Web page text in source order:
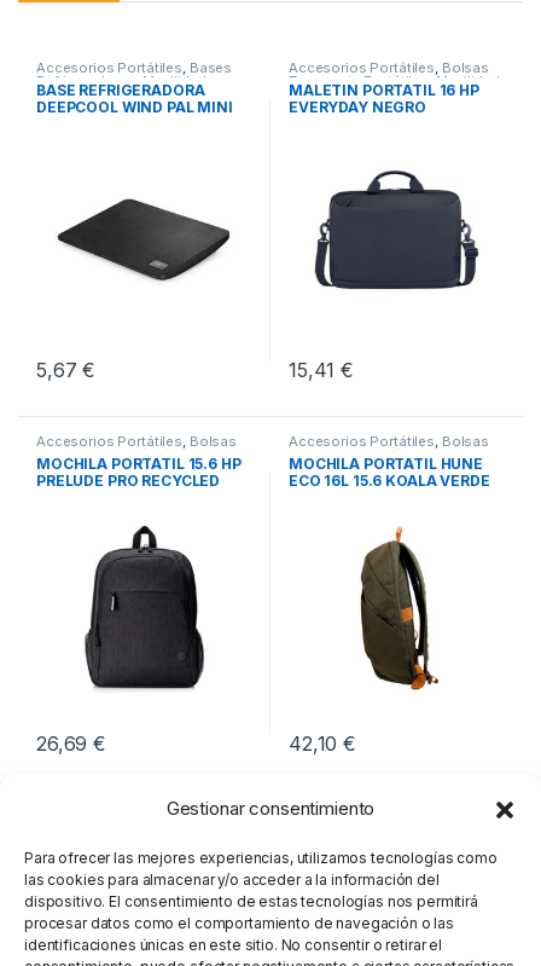
Gestionar consentimiento
Para ofrecer las mejores experiencias, utilizamos tecnologías como
las cookies para almacenar y/o acceder a la información del
dispositivo. El consentimiento de estas tecnologías nos permitirá
procesar datos como el comportamiento de navegación o las
identificaciones únicas en este sitio. No consentir o retirar el
Accesorios Portátiles, Bases
Refrigeradoras,Movilidad
BASE REFRIGERADORA
DEEPCOOL WIND PAL MINI
5,67€
Accesorios Portátiles, Bolsas
Transporte Portátiles, Movilidad
MALETIN PORTATIL 16 HP
EVERYDAY NEGRO
15,41€
Accesorios Portátiles, Bolsas
Transporte Portátiles, Movilidad
MOCHILA PORTATIL 15.6 HP
PRELUDE PRO RECYCLED
26,69€
Accesorios Portátiles, Bolsas
Transporte Portátiles, Movilidad
MOCHILA PORTATIL HUNE
ECO 16L 15.6 KOALA VERDE
42,10€